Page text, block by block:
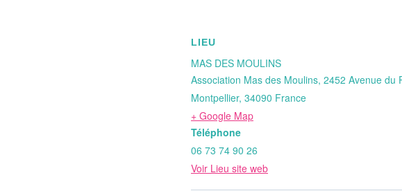
LIEU
MAS DES MOULINS
Association Mas des Moulins, 2452 Avenue du
Montpellier, 34090 France
+ Google Map
Téléphone
06 73 74 90 26
Voir Lieu site web